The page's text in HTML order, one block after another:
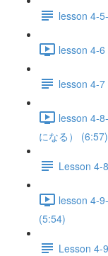
lesson 4-
lesson 4-
lesson 4-
lesson 4-
になる） (6:57)
Lesson 4-
lesson 4-
(5:54)
Lesson